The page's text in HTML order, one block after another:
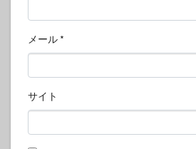
メール *
サイト